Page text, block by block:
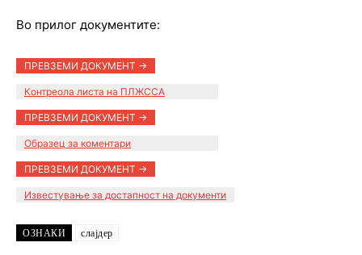
Во прилог документите:
ПРЕВЗЕМИ ДОКУМЕНТ ->
Контреола листа на ПЛЖССА
ПРЕВЗЕМИ ДОКУМЕНТ ->
Образец за коментари
ПРЕВЗЕМИ ДОКУМЕНТ ->
Известување за достапност на документи
ОЗНАКИ слајдер